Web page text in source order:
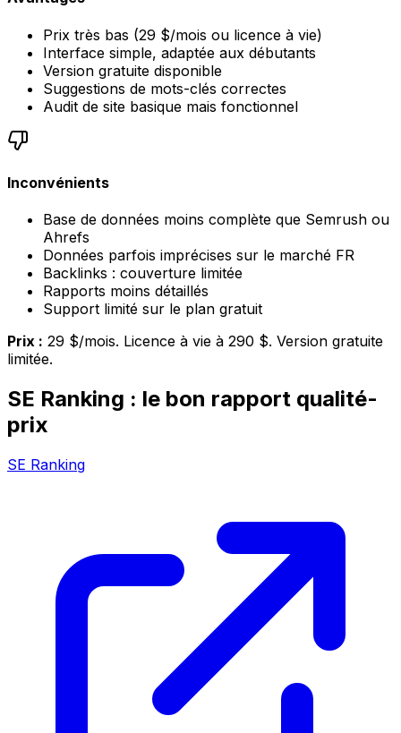
Prix très bas (29 $/mois ou licence à vie)
Interface simple, adaptée aux débutants
Version gratuite disponible
Suggestions de mots-clés correctes
Audit de site basique mais fonctionnel
Inconvénients
Base de données moins complète que Semrush ou
Ahrefs
Données parfois imprécises sur le marché FR
Backlinks : couverture limitée
Rapports moins détaillés
Support limité sur le plan gratuit
Prix : 29 $/mois. Licence à vie à 290 $. Version gratuite
limitée.
SE Ranking : le bon rapport qualité-
prix
SE Ranking